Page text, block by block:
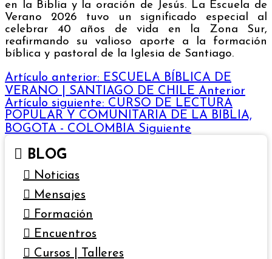
en la Biblia y la oración de Jesús. La Escuela de
Verano 2026 tuvo un significado especial al
celebrar 40 años de vida en la Zona Sur,
reafirmando su valioso aporte a la formación
bíblica y pastoral de la Iglesia de Santiago.
Artículo anterior: ESCUELA BÍBLICA DE
VERANO | SANTIAGO DE CHILE Anterior
Artículo siguiente: CURSO DE LECTURA
POPULAR Y COMUNITARIA DE LA BIBLIA,
BOGOTA - COLOMBIA Siguiente
BLOG
Noticias
Mensajes
Formación
Encuentros
Cursos | Talleres